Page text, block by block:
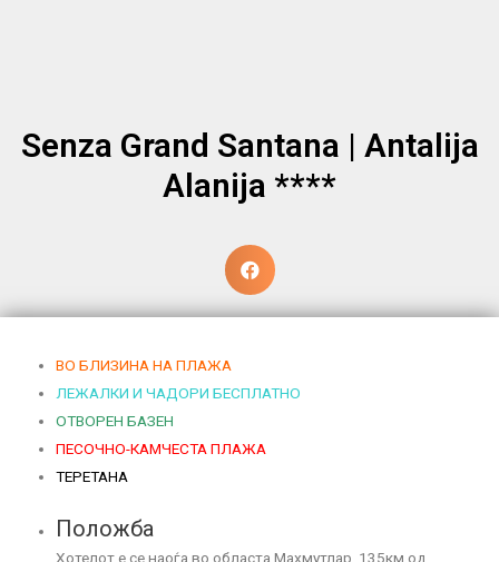
Senza Grand Santana | Antalija
Alanija ****
ВО БЛИЗИНА НА ПЛАЖА
ЛЕЖАЛКИ И ЧАДОРИ БЕСПЛАТНО
ОТВОРЕН БАЗЕН
ПЕСОЧНО-КАМЧЕСТА ПЛАЖА
ТЕРЕТАНА
Положба
Хотелот е се наоѓа во областа Махмутлар, 135км од